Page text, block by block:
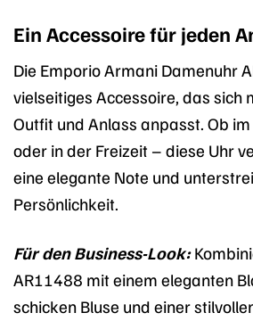
Ein Accessoire für jeden
Die Emporio Armani Damenuhr
vielseitiges Accessoire, das sich
Outfit und Anlass anpasst. Ob
oder in der Freizeit – diese Uhr
eine elegante Note und
Persönlichkeit.
Für den Business-Look:
AR11488 mit einem eleganten
schicken Bluse und einer